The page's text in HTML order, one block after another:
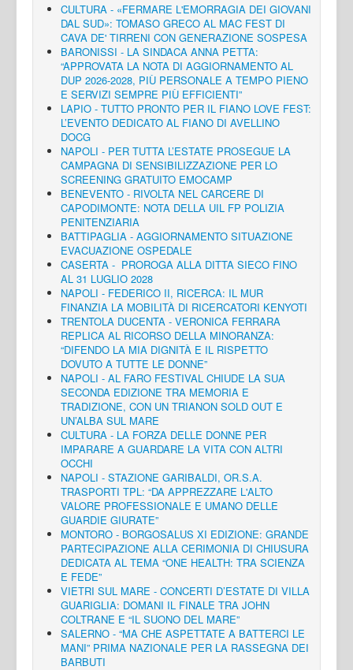
CULTURA - «FERMARE L'EMORRAGIA DEI GIOVANI
DAL SUD»: TOMASO GRECO AL MAC FEST DI
CAVA DE' TIRRENI CON GENERAZIONE SOSPESA
BARONISSI - LA SINDACA ANNA PETTA:
“APPROVATA LA NOTA DI AGGIORNAMENTO AL
DUP 2026-2028, PIÙ PERSONALE A TEMPO PIENO
E SERVIZI SEMPRE PIÙ EFFICIENTI”
LAPIO - TUTTO PRONTO PER IL FIANO LOVE FEST:
L’EVENTO DEDICATO AL FIANO DI AVELLINO
DOCG
NAPOLI - PER TUTTA L’ESTATE PROSEGUE LA
CAMPAGNA DI SENSIBILIZZAZIONE PER LO
SCREENING GRATUITO EMOCAMP
BENEVENTO - RIVOLTA NEL CARCERE DI
CAPODIMONTE: NOTA DELLA UIL FP POLIZIA
PENITENZIARIA
BATTIPAGLIA - AGGIORNAMENTO SITUAZIONE
EVACUAZIONE OSPEDALE
CASERTA - PROROGA ALLA DITTA SIECO FINO
AL 31 LUGLIO 2028
NAPOLI - FEDERICO II, RICERCA: IL MUR
FINANZIA LA MOBILITÀ DI RICERCATORI KENYOTI
TRENTOLA DUCENTA - VERONICA FERRARA
REPLICA AL RICORSO DELLA MINORANZA:
“DIFENDO LA MIA DIGNITÀ E IL RISPETTO
DOVUTO A TUTTE LE DONNE”
NAPOLI - AL FARO FESTIVAL CHIUDE LA SUA
SECONDA EDIZIONE TRA MEMORIA E
TRADIZIONE, CON UN TRIANON SOLD OUT E
UN’ALBA SUL MARE
CULTURA - LA FORZA DELLE DONNE PER
IMPARARE A GUARDARE LA VITA CON ALTRI
OCCHI
NAPOLI - STAZIONE GARIBALDI, OR.S.A.
TRASPORTI TPL: “DA APPREZZARE L'ALTO
VALORE PROFESSIONALE E UMANO DELLE
GUARDIE GIURATE”
MONTORO - BORGOSALUS XI EDIZIONE: GRANDE
PARTECIPAZIONE ALLA CERIMONIA DI CHIUSURA
DEDICATA AL TEMA “ONE HEALTH: TRA SCIENZA
E FEDE”
VIETRI SUL MARE - CONCERTI D’ESTATE DI VILLA
GUARIGLIA: DOMANI IL FINALE TRA JOHN
COLTRANE E “IL SUONO DEL MARE”
SALERNO - “MA CHE ASPETTATE A BATTERCI LE
MANI” PRIMA NAZIONALE PER LA RASSEGNA DEI
BARBUTI